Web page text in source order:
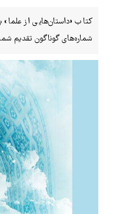
کتاب «داستان‌هایی از
شماره‌های گوناگون تقدیم